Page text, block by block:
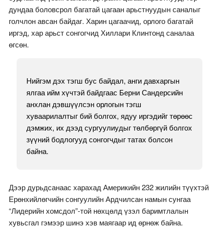
дундаа боловсрол багатай цагаан арьстнуудын саналыг
голчлон авсан байдаг. Харин цагаачид, орлого багатай
иргэд, хар арьст сонгогчид Хиллари Клинтонд саналаа
өгсөн.
Нийгэм дэх тэгш бус байдал, анги давхаргын
ялгаа ийм хүчтэй байдгаас Берни Сандерсийн
анхлан дэвшүүлсэн орлогын тэгш
хуваарилалтыг бий болгох, ядуу иргэдийг төрөөс
дэмжих, их дээд сургуулиудыг төлбөргүй болгох
зүүний бодлогууд сонгогчдыг татах болсон
байна.
Дээр дурьдсанаас харахад Америкийн 232 жилийн түүхтэй
Ерөнхийлөгчийн сонгуулийн Ардчилсан намын сунгаа
“Лидерийн хомсдол”-той нөхцөлд үзэл баримтлалын
хувьсгал гэмээр шинэ хэв маягаар ид өрнөж байна.